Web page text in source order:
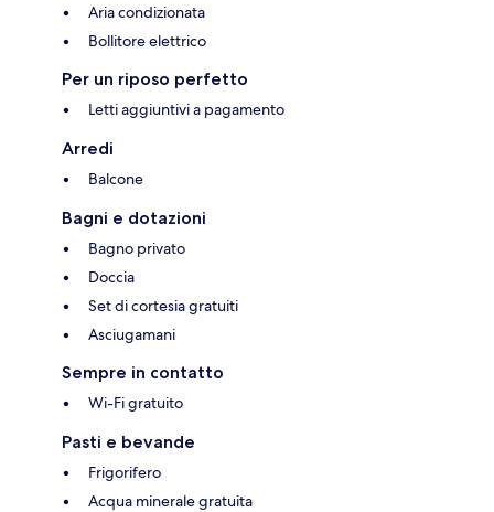
Aria condizionata
Bollitore elettrico
Per un riposo perfetto
Letti aggiuntivi a pagamento
Arredi
Balcone
Bagni e dotazioni
Bagno privato
Doccia
Set di cortesia gratuiti
Asciugamani
Sempre in contatto
Wi-Fi gratuito
Pasti e bevande
Frigorifero
Acqua minerale gratuita